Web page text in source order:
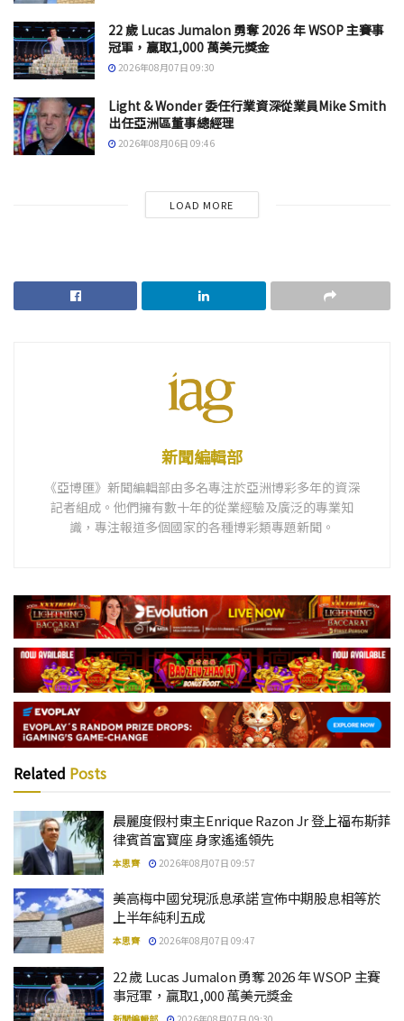
22 歲 Lucas Jumalon 勇奪 2026 年 WSOP 主賽事
冠軍，贏取1,000 萬美元獎金
2026年08月07日 09:30
Light & Wonder 委任行業資深從業員Mike Smith
出任亞洲區董事總經理
2026年08月06日 09:46
LOAD MORE
新聞編輯部
《亞博匯》新聞編輯部由多名專注於亞洲博彩多年的資深
記者組成。他們擁有數十年的從業經驗及廣泛的專業知
識，專注報道多個國家的各種博彩類專題新聞。
Related Posts
晨麗度假村東主Enrique Razon Jr 登上福布斯菲
律賓首富寶座 身家遙遙領先
本思齊 2026年08月07日 09:57
美高梅中國兌現派息承諾 宣佈中期股息相等於
上半年純利五成
本思齊 2026年08月07日 09:47
22 歲 Lucas Jumalon 勇奪 2026 年 WSOP 主賽
事冠軍，贏取1,000 萬美元獎金